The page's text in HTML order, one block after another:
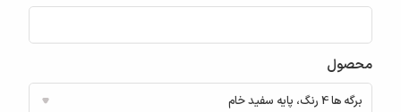
محصول